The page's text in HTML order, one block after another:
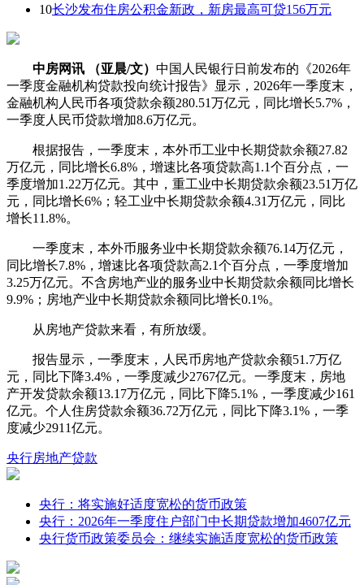
10长沙发布住房公积金新政，新房最高可贷156万元
中房网讯 （亚晨/文） 中国人民银行日前发布的《2026年
一季度金融机构贷款投向统计报告》显示，2026年一季度末，
金融机构人民币各项贷款余额280.51万亿元，同比增长5.7%，
一季度人民币贷款增加8.6万亿元。
根据报告，一季度末，本外币工业中长期贷款余额27.82
万亿元，同比增长6.8%，增速比各项贷款高1.1个百分点，一
季度增加1.22万亿元。其中，重工业中长期贷款余额23.51万亿
元，同比增长6%；轻工业中长期贷款余额4.31万亿元，同比
增长11.8%。
一季度末，本外币服务业中长期贷款余额76.14万亿元，
同比增长7.8%，增速比各项贷款高2.1个百分点，一季度增加
3.25万亿元。不含房地产业的服务业中长期贷款余额同比增长
9.9%； 房地产业中长期贷款余额同比增长0.1%。
从房地产贷款来看，有所放缓。
报告显示，一季度末，人民币房地产贷款余额51.7万亿
元，同比下降3.4%，一季度减少2767亿元。一季度末，房地
产开发贷款余额13.17万亿元，同比下降5.1%，一季度减少161
亿元。个人住房贷款余额36.72万亿元，同比下降3.1%，一季
度减少2911亿元。
央行房地产贷款
央行：将实施好适度宽松的货币政策
央行：2026年一季度住户部门中长期贷款增加4607亿元
央行货币政策委员会：继续实施适度宽松的货币政策